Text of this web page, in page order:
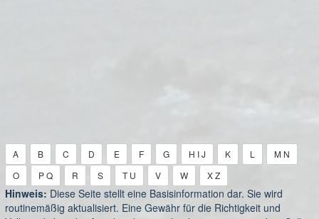
A B C D E F G H I J K L
M N
O
P Q R S T U V W X Z
Hinweis: Diese Seite stellt eine Basisinformation dar. Sie wird
routinemäßig aktualisiert. Eine Gewähr für die Richtigkeit und